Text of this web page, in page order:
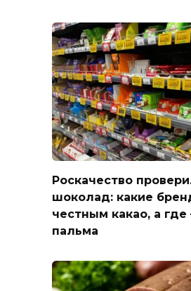
Роскачество
шоколад: какие
честным какао, а где
пальма